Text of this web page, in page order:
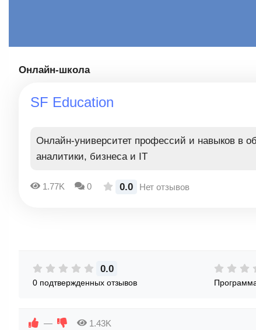
Онлайн-школа
SF Education
Онлайн-университет профессий и навыков в
аналитики, бизнеса и IT
1.77K 0 0.0 Нет отзывов
0.0
0 подтвержденных отзывов
— 1.43K